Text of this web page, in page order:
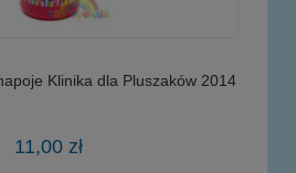
Klinika dla Pluszaków 2014
11,00 zł